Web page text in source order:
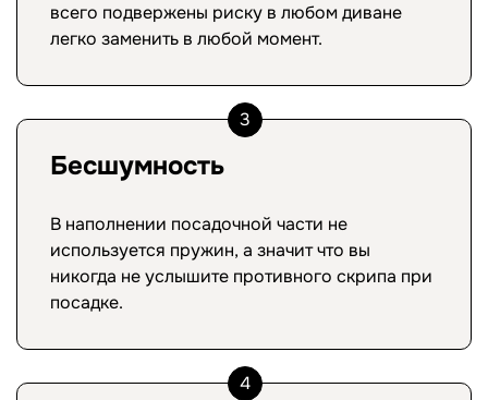
всего подвержены риску в любом диване
легко заменить в любой момент.
3
Бесшумность
В наполнении посадочной части не
используется пружин, а значит что вы
никогда не услышите противного скрипа при
посадке.
4